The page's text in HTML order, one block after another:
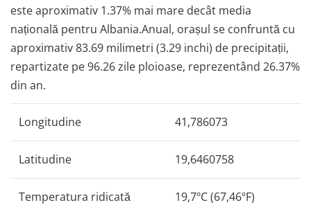
este aproximativ 1.37% mai mare decât media
națională pentru Albania.Anual, orașul se confruntă cu
aproximativ 83.69 milimetri (3.29 inchi) de precipitații,
repartizate pe 96.26 zile ploioase, reprezentând 26.37%
din an.
Longitudine 41,786073
Latitudine 19,6460758
Temperatura ridicată
19,7ºC (67,46ºF)